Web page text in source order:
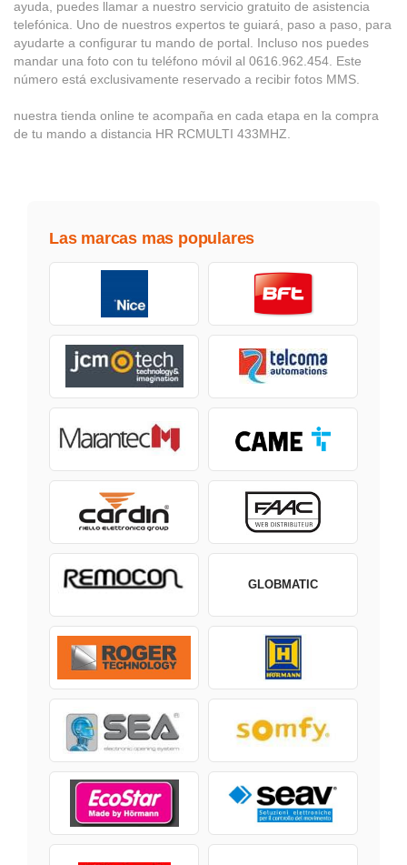
ayuda, puedes llamar a nuestro servicio gratuito de asistencia
telefónica. Uno de nuestros expertos te guiará, paso a paso, para
ayudarte a configurar tu mando de portal. Incluso nos puedes
mandar una foto con tu teléfono móvil al 0616.962.454. Este
número está exclusivamente reservado a recibir fotos MMS.
nuestra tienda online te acompaña en cada etapa en la compra
de tu mando a distancia HR RCMULTI 433MHZ.
Las marcas mas populares
GLOBMATIC